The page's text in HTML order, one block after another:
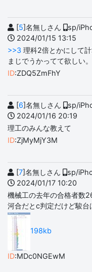
[5]名無しさん
sp/
2024/01/15 13:15
>>3 理科2倍とかにして
まじでうかってて欲しい。
ID:ZDQ5ZmFhY
[6]名無しさん
sp/
2024/01/16 20:19
理工のみんな教えて
ID:ZjMyMjY3M
[7]名無しさん
sp/
2024/01/17 10:20
機械工の去年の合格者数
河合だとc判定だけど駿台
198kb
ID:MDc0NGEwM